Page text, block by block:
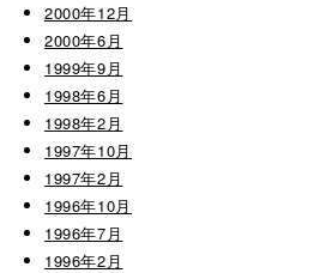
2000年12月
2000年6月
1999年9月
1998年6月
1998年2月
1997年10月
1997年2月
1996年10月
1996年7月
1996年2月